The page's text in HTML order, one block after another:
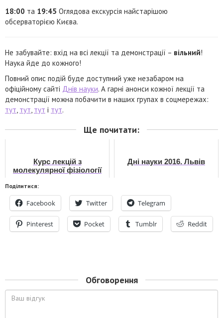
18:00 та 19:45 Оглядова екскурсія найстарішою
обсерваторією Києва.
Не забувайте: вхід на всі лекції та демонстрації – вільний!
Наука йде до кожного!
Повний опис подій буде доступний уже незабаром на
офіційному сайті Днів науки. А гарні анонси кожної лекції та
демонстрації можна побачити в наших групах в соцмережах:
тут, тут, тут і тут.
Ще почитати:
Курс лекцій з
молекулярної фізіології
Дні науки 2016. Львів
Поділитися:
Facebook Twitter Telegram
Pinterest Pocket Tumblr Reddit
Обговорення